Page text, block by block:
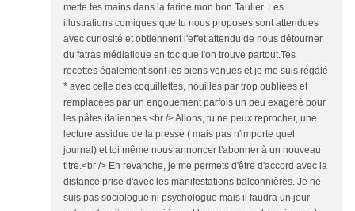
mette tes mains dans la farine mon bon Taulier. Les
illustrations comiques que tu nous proposes sont attendues
avec curiosité et obtiennent l'effet attendu de nous détourner
du fatras médiatique en toc que l'on trouve partout.Tes
recettes également sont les biens venues et je me suis régalé
* avec celle des coquillettes, nouilles par trop oubliées et
remplacées par un engouement parfois un peu exagéré pour
les pâtes italiennes.<br /> Allons, tu ne peux reprocher, une
lecture assidue de la presse ( mais pas n'importe quel
journal) et toi même nous annoncer t'abonner à un nouveau
titre.<br /> En revanche, je me permets d'être d'accord avec la
distance prise d'avec les manifestations balconnières. Je ne
suis pas sociologue ni psychologue mais il faudra un jour